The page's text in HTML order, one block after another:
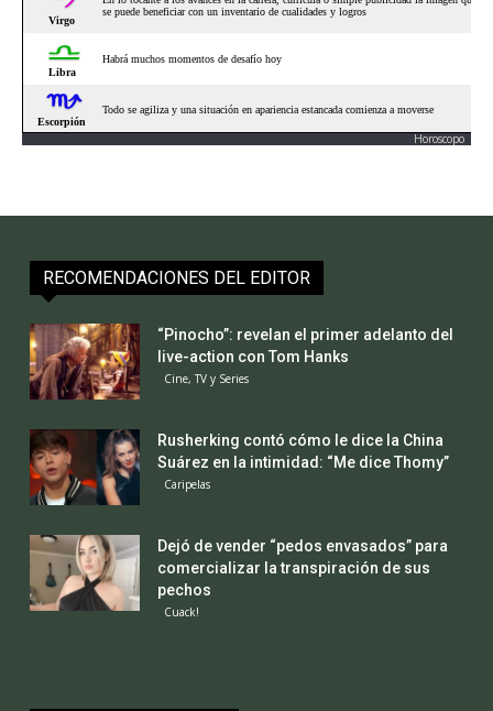
Horoscopo
RECOMENDACIONES DEL EDITOR
“Pinocho”: revelan el primer adelanto del
live-action con Tom Hanks
Cine, TV y Series
Rusherking contó cómo le dice la China
Suárez en la intimidad: “Me dice Thomy”
Caripelas
Dejó de vender “pedos envasados” para
comercializar la transpiración de sus
pechos
Cuack!